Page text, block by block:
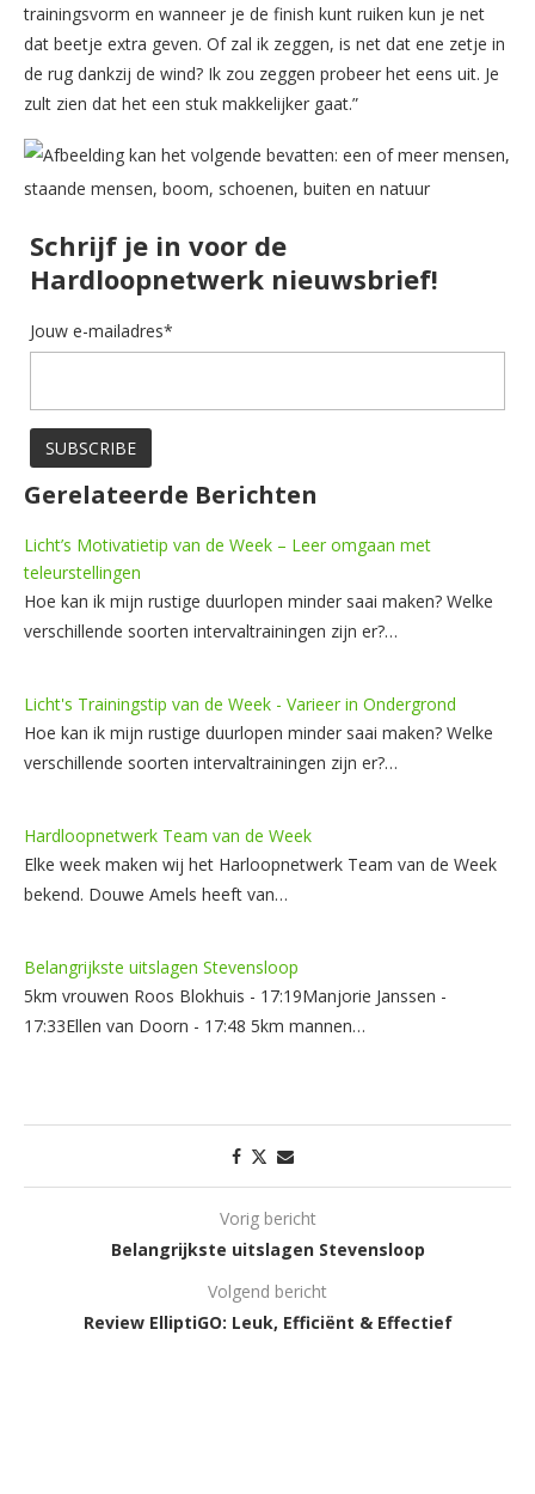
trainingsvorm en wanneer je de finish kunt ruiken kun je net
dat beetje extra geven. Of zal ik zeggen, is net dat ene zetje in
de rug dankzij de wind? Ik zou zeggen probeer het eens uit. Je
zult zien dat het een stuk makkelijker gaat.”
Schrijf je in voor de
Hardloopnetwerk nieuwsbrief!
Jouw e-mailadres*
Gerelateerde Berichten
Licht’s Motivatietip van de Week – Leer omgaan met
teleurstellingen
Hoe kan ik mijn rustige duurlopen minder saai maken? Welke
verschillende soorten intervaltrainingen zijn er?…
Licht's Trainingstip van de Week - Varieer in Ondergrond
Hoe kan ik mijn rustige duurlopen minder saai maken? Welke
verschillende soorten intervaltrainingen zijn er?…
Hardloopnetwerk Team van de Week
Elke week maken wij het Harloopnetwerk Team van de Week
bekend. Douwe Amels heeft van…
Belangrijkste uitslagen Stevensloop
5km vrouwen Roos Blokhuis - 17:19Manjorie Janssen -
17:33Ellen van Doorn - 17:48 5km mannen…
Vorig bericht
Belangrijkste uitslagen Stevensloop
Volgend bericht
Review ElliptiGO: Leuk, Efficiënt & Effectief